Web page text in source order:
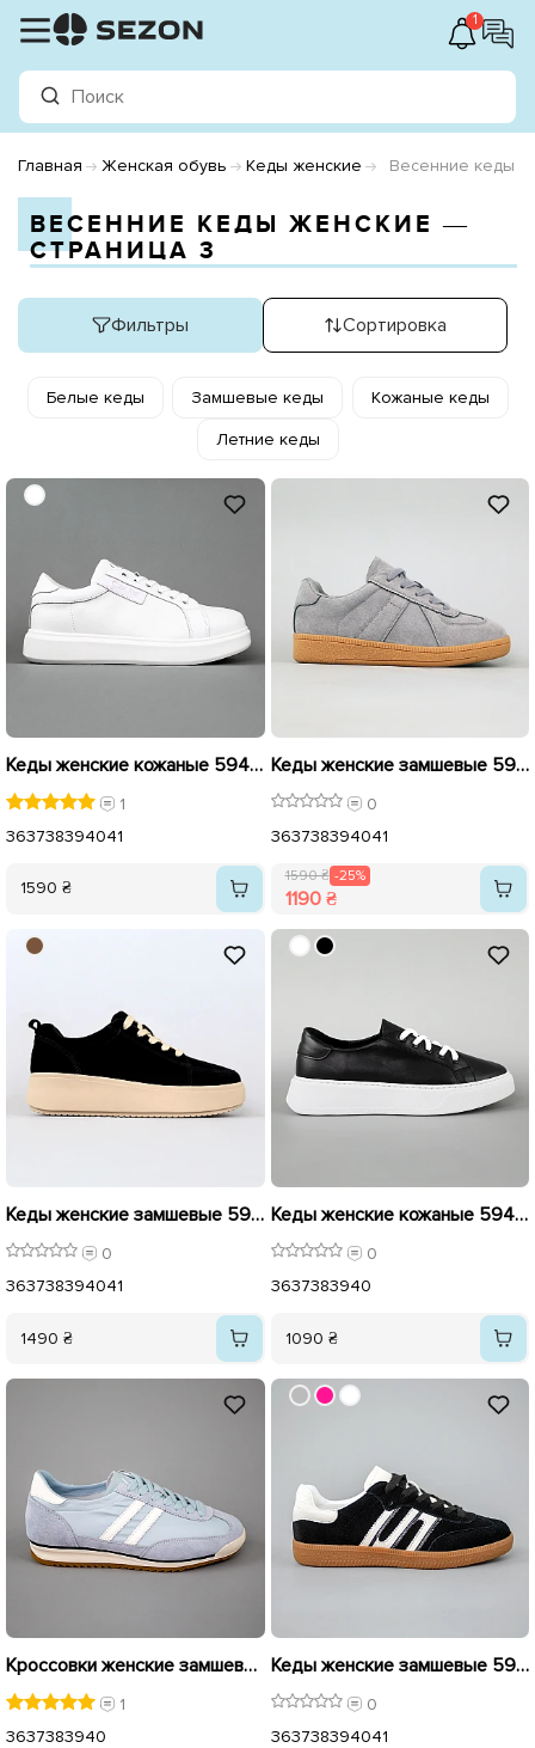
1
Главная Женская обувь Кеды женские Весенние кеды
ВЕСЕННИЕ КЕДЫ ЖЕНСКИЕ ―
СТРАНИЦА 3
Фильтры Сортировка
Белые кеды Замшевые кеды Кожаные кеды
Летние кеды
Кеды женские кожаные 594875 Белые
1
363738394041
1590 ₴
Кеды женские замшевые 594624 Серые распродажа
0
363738394041
1590 ₴ -25%
1190 ₴
Кеды женские замшевые 594784 Черные
0
363738394041
1490 ₴
Кеды женские кожаные 594552 Черные
0
3637383940
1090 ₴
Кроссовки женские замшевые 594221 Голубые распродажа
1
3637383940
Кеды женские замшевые 594222 Черные
0
363738394041